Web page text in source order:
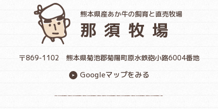
熊本県産あか牛の飼育と直売牧場
那須牧場
〒869-1102 熊本県菊池郡菊陽町原水鉄砲小路6004番地
Googleマップをみる